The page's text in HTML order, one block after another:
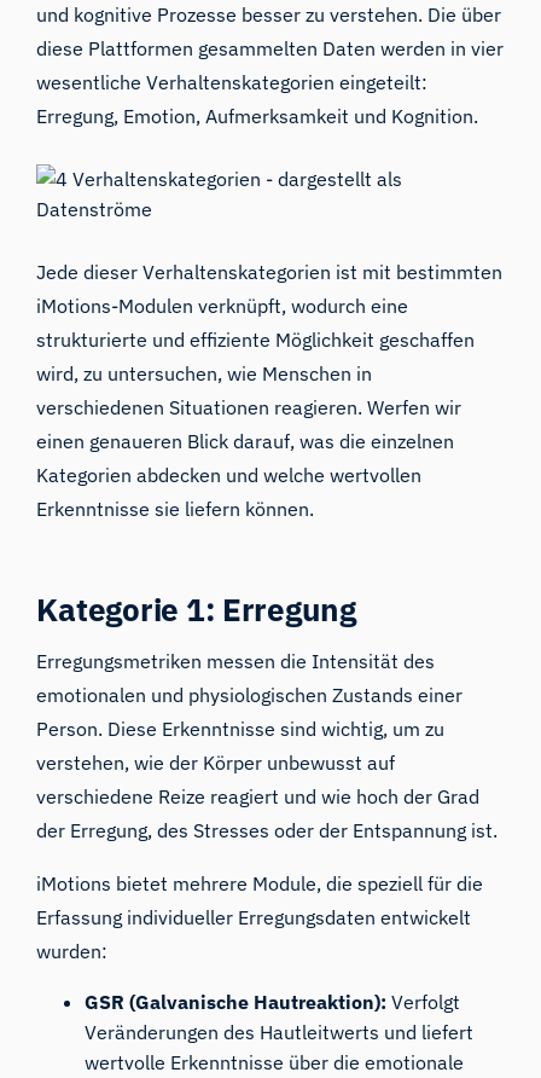
und kognitive Prozesse besser zu verstehen. Die über
diese Plattformen gesammelten Daten werden in vier
wesentliche Verhaltenskategorien eingeteilt:
Erregung, Emotion,Aufmerksamkeit und Kognition.
Jede dieser Verhaltenskategorien ist mit bestimmten
iMotions-Modulen verknüpft, wodurch eine
strukturierte und effiziente Möglichkeit geschaffen
wird, zu untersuchen, wie Menschen in
verschiedenen Situationen reagieren. Werfen wir
einen genaueren Blick darauf, was die einzelnen
Kategorien abdecken und welche wertvollen
Erkenntnisse sie liefern können.
Kategorie 1: Erregung
Erregungsmetriken messen die Intensität des
emotionalen und physiologischen Zustands einer
Person. Diese Erkenntnisse sind wichtig, um zu
verstehen, wie der Körper unbewusst auf
verschiedene Reize reagiert und wie hoch der Grad
der Erregung, des Stresses oder der Entspannung ist.
iMotions bietet mehrere Module, die speziell für die
Erfassung individueller Erregungsdaten entwickelt
wurden:
GSR (Galvanische Hautreaktion): Verfolgt
Veränderungen des Hautleitwerts und liefert
wertvolle Erkenntnisse über die emotionale